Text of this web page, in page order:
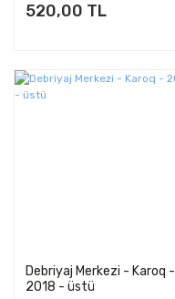
520,00 TL
Debriyaj Merkezi - Karoq -
2018 - üstü